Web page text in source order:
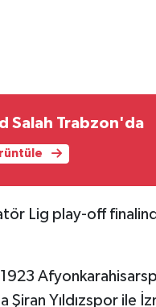
Salah Trabzon'da
Lig play-off
Şiran Yıldızspor ile